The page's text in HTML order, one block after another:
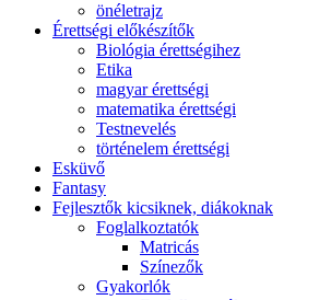
önéletrajz
Érettségi előkészítők
Biológia érettségihez
Etika
magyar érettségi
matematika érettségi
Testnevelés
történelem érettségi
Esküvő
Fantasy
Fejlesztők kicsiknek, diákoknak
Foglalkoztatók
Matricás
Színezők
Gyakorlók